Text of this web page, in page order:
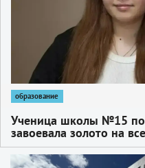
образование
Ученица школы №15
завоевала золото на
чемпионата
1